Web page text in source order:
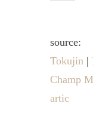
source:
Tokujin |
Champ
artic